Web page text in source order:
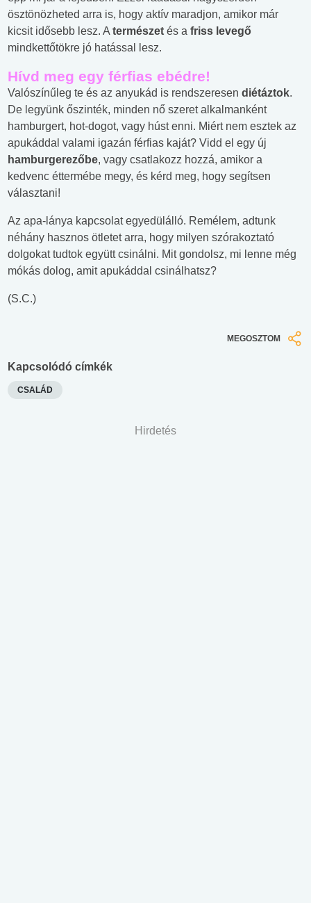
ösztönözheted arra is, hogy aktív maradjon, amikor már
kicsit idősebb lesz. A természet és a friss levegő
mindkettőtökre jó hatással lesz.
Hívd meg egy férfias ebédre!
Valószínűleg te és az anyukád is rendszeresen diétáztok.
De legyünk őszinték, minden nő szeret alkalmanként
hamburgert, hot-dogot, vagy húst enni. Miért nem esztek az
apukáddal valami igazán férfias kaját? Vidd el egy új
hamburgerezőbe, vagy csatlakozz hozzá, amikor a
kedvenc éttermébe megy, és kérd meg, hogy segítsen
választani!
Az apa-lánya kapcsolat egyedülálló. Remélem, adtunk
néhány hasznos ötletet arra, hogy milyen szórakoztató
dolgokat tudtok együtt csinálni. Mit gondolsz, mi lenne még
mókás dolog, amit apukáddal csinálhatsz?
(S.C.)
MEGOSZTOM
Kapcsolódó címkék
CSALÁD
Hirdetés